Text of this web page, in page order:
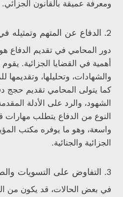
ومعرفة عميقة بالقانون الجزائي.
2. الدفاع عن المتهم وتمثيله في المحكمة
دور المحامي في تقديم الدفاع هو
أهمية في القضايا الجزائية.
والشهادات، وتحليلها، وتقديمها
كما يتولى المحامي تقديم حجج
الشهود، والرد على الأدلة
النوع من الدفاع يتطلب مهارات
واسعة، وهو ما يوفره مكتب
الجزائية والجنائية.
3. التفاوض على التسويات والصلح
في بعض الحالات، قد يكون من